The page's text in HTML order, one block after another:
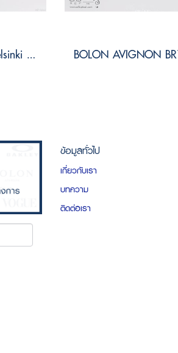
แว่นกันแดด BOLON Helsinki BV1057 C90 Size 56 ( Foldable )
ข้อมูลทั่วไป
เกี่ยวกับเรา
บทความ
ติดต่อเรา